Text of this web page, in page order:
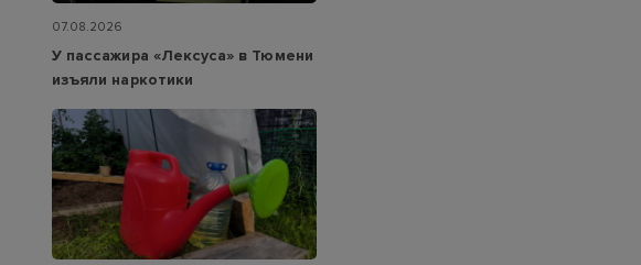
07.08.2026
У пассажира «Лексуса» в Тюмени
изъяли наркотики